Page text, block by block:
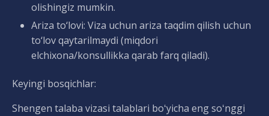
olishingiz mumkin.
Ariza to‘lovi: Viza uchun ariza taqdim qilish uchun
to‘lov qaytarilmaydi (miqdori
elchixona/konsullikka qarab farq qiladi).
Keyingi bosqichlar:
Shengen talaba vizasi talablari boʻyicha eng soʻnggi